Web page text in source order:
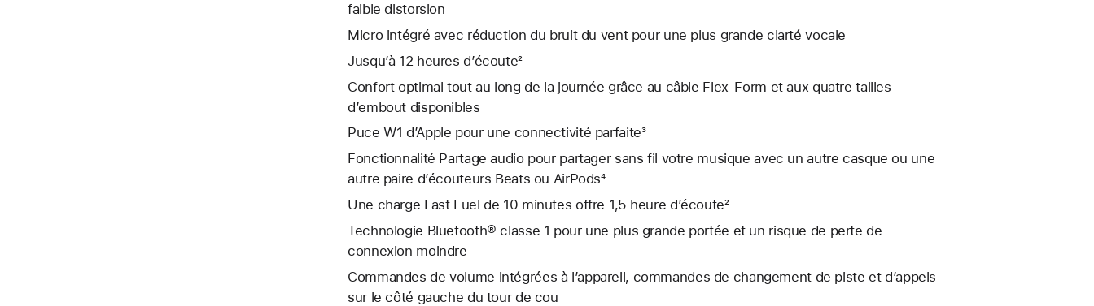
faible distorsion
Micro intégré avec réduction du bruit du vent pour une plus grande clarté vocale
Jusqu’à 12 heures d’écoute²
Confort optimal tout au long de la journée grâce au câble Flex-Form et aux quatre tailles
d’embout disponibles
Puce W1 d’Apple pour une connectivité parfaite³
Fonctionnalité Partage audio pour partager sans fil votre musique avec un autre casque ou une
autre paire d’écouteurs Beats ou AirPods⁴
Une charge Fast Fuel de 10 minutes offre 1,5 heure d’écoute²
Technologie Bluetooth® classe 1 pour une plus grande portée et un risque de perte de
connexion moindre
Commandes de volume intégrées à l’appareil, commandes de changement de piste et d’appels
sur le côté gauche du tour de cou